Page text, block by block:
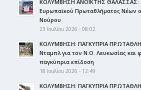
ΚΟΛΥΜΒΗΣΗ ΑΝΟΙΚΤΗΣ ΘΑΛΑΣΣΑΣ:
Ευρωπαϊκού Πρωταθλήματος Νέων
Νούρου
23 Ιουλίου 2026 - 08:02
ΚΟΛΥΜΒΗΣΗ: ΠΑΓΚΥΠΡΙΑ
Νταμπλ για τον Ν.Ο. Λευκωσίας και
παγκύπρια επίδοση
18 Ιουλίου 2026 - 12:49
ΚΟΛΥΜΒΗΣΗ: ΠΑΓΚΥΠΡΙΑ